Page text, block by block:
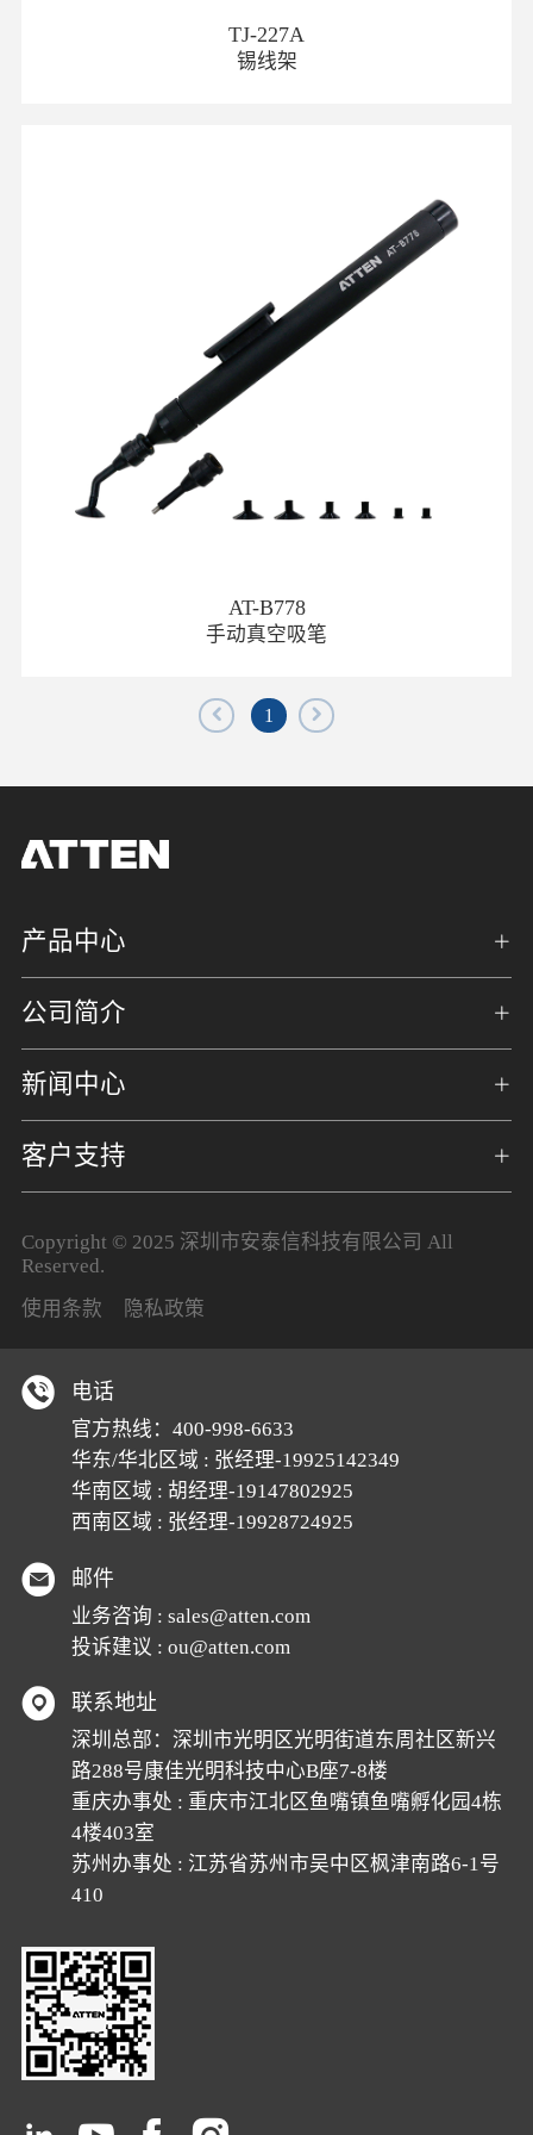
TJ-227A
锡线架
AT-B778
手动真空吸笔
1
产品中心
公司简介
新闻中心
客户支持
Copyright © 2025 深圳市安泰信科技有限公司 All
Reserved.
使用条款
隐私政策
电话
官方热线： 400-998-6633
华东/华北区域 : 张经理-19925142349
华南区域 : 胡经理-19147802925
西南区域 : 张经理-19928724925
邮件
业务咨询 : sales@atten.com
投诉建议 : ou@atten.com
联系地址
深圳总部：深圳市光明区光明街道东周社区新兴
路288号康佳光明科技中心B座7-8楼
重庆办事处 : 重庆市江北区鱼嘴镇鱼嘴孵化园4栋
4楼403室
苏州办事处 : 江苏省苏州市吴中区枫津南路6-1号
410